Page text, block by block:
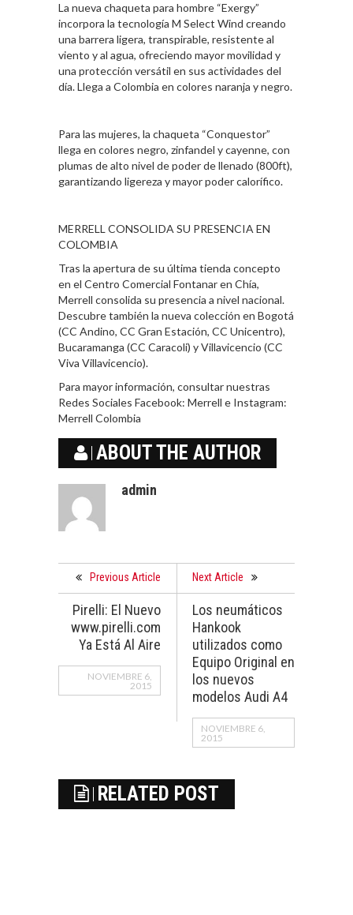
La nueva chaqueta para hombre “Exergy”
incorpora la tecnología M Select Wind creando
una barrera ligera, transpirable, resistente al
viento y al agua, ofreciendo mayor movilidad y
una protección versátil en sus actividades del
día. Llega a Colombia en colores naranja y negro.
Para las mujeres, la chaqueta “Conquestor”
llega en colores negro, zinfandel y cayenne, con
plumas de alto nivel de poder de llenado (800ft),
garantizando ligereza y mayor poder calorífico.
MERRELL CONSOLIDA SU PRESENCIA EN
COLOMBIA
Tras la apertura de su última tienda concepto
en el Centro Comercial Fontanar en Chía,
Merrell consolida su presencia a nivel nacional.
Descubre también la nueva colección en Bogotá
(CC Andino, CC Gran Estación, CC Unicentro),
Bucaramanga (CC Caracoli) y Villavicencio (CC
Viva Villavicencio).
Para mayor información, consultar nuestras
Redes Sociales Facebook: Merrell e Instagram:
Merrell Colombia
ABOUT THE AUTHOR
admin
Previous Article
Pirelli: El Nuevo
www.pirelli.com
Ya Está Al Aire
NOVIEMBRE 6,
2015
Next Article
Los neumáticos
Hankook
utilizados como
Equipo Original en
los nuevos
modelos Audi A4
NOVIEMBRE 6,
2015
RELATED POST